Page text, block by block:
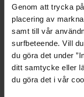
Genom att trycka
placering av
samt till vår
surfbeteende. Vill
du göra det under
ditt samtycke eller
du göra det i vår
Levering og betaling